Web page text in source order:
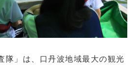
隊」は、口丹波地域最大の観光